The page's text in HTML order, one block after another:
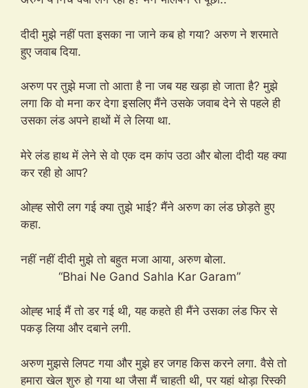
दीदी मुझे नहीं पता इसका ना जाने कब हो गया? अरुण ने शरमाते
हुए जवाब दिया.
अरुण पर तुझे मजा तो आता है ना जब यह खड़ा हो जाता है? मुझे
लगा कि वो मना कर देगा इसलिए मैंने उसके जवाब देने से पहले ही
उसका लंड अपने हाथों में ले लिया था.
मेरे लंड हाथ में लेने से वो एक दम कांप उठा और बोला दीदी यह क्या
कर रही हो आप?
ओह्ह सोरी लग गई क्या तुझे भाई? मैंने अरुण का लंड छोड़ते हुए
कहा.
नहीं नहीं दीदी मुझे तो बहुत मजा आया, अरुण बोला.
“Bhai Ne Gand Sahla Kar Garam”
ओह्ह भाई मैं तो डर गई थी, यह कहते ही मैंने उसका लंड फिर से
पकड़ लिया और दबाने लगी.
अरुण मुझसे लिपट गया और मुझे हर जगह किस करने लगा. वैसे तो
हमारा खेल शुरु हो गया था जैसा मैं चाहती थी, पर यहां थोड़ा रिस्की